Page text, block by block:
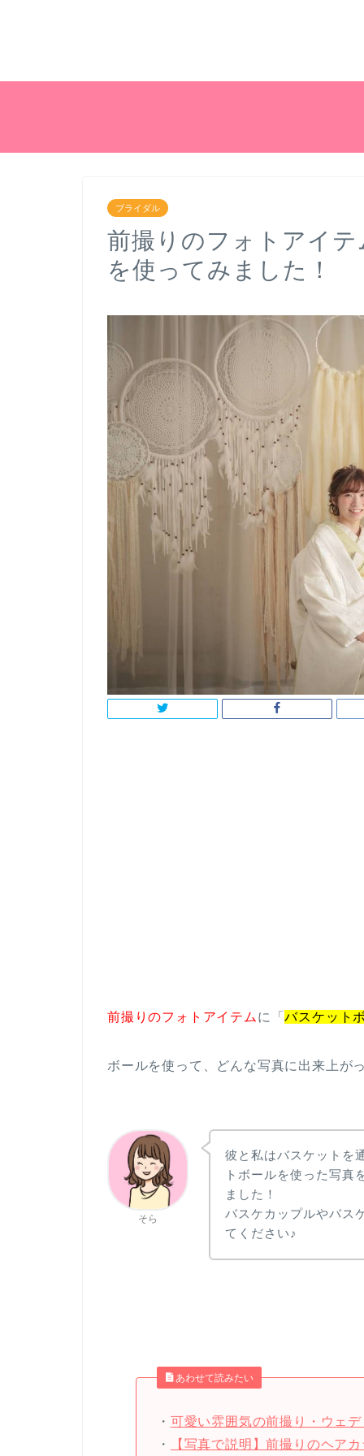
ブライダル
前撮りのフォトアイ
を使ってみました！
前撮りのフォトアイテム に「バスケット
ボールを使って、どんな写真に出来上が
そら
彼と私はバスケットを
トボールを使った写真
ました！
バスケカップルやバス
てください♪
あわせて読みたい
・ 可愛い雰囲気の前撮り・ウェ
・
【写真で説明】前撮りのヘア